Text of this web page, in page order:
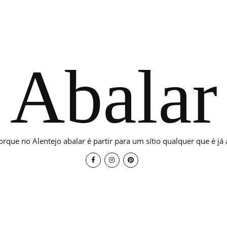
Abalar
no Alentejo abalar é partir para um sítio qualquer que é já